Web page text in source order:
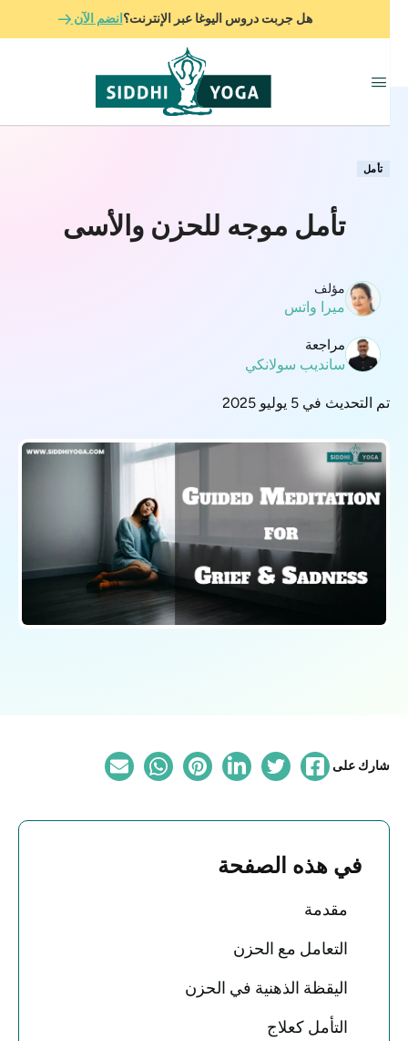
هل جربت دروس اليوغا عبر الإنترنت؟انضم الآن
تأمل
تأمل موجه للحزن والأسى
مؤلف
ميرا واتس
مراجعة
سانديب سولانكي
تم التحديث في 5 يوليو 2025
شارك على
في هذه الصفحة
مقدمة
التعامل مع الحزن
اليقظة الذهنية في الحزن
التأمل كعلاج